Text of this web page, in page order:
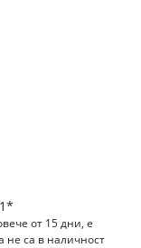
от 15 дни, е
не са в наличност